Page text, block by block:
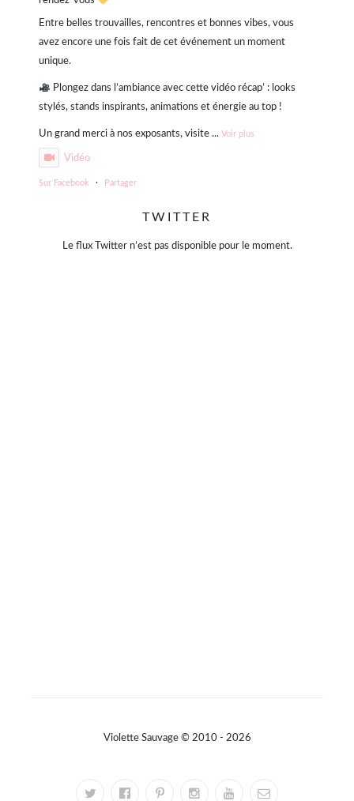
Entre belles trouvailles, rencontres et bonnes vibes, vous
avez encore une fois fait de cet événement un moment
unique.
Plongez dans l’ambiance avec cette vidéo récap’ : looks
stylés, stands inspirants, animations et énergie au top !
Un grand merci à nos exposants, visite ... Voir plus
Vidéo
Sur Facebook · Partager
4 mois il y a
TWITTER
Le flux Twitter n’est pas disponible pour le moment.
Violette Sauvage © 2010 - 2026